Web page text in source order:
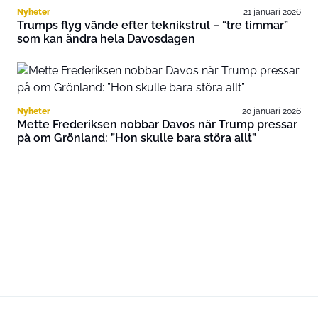
Nyheter 21 januari 2026
Trumps flyg vände efter teknikstrul – “tre timmar”
som kan ändra hela Davosdagen
Nyheter 20 januari 2026
Mette Frederiksen nobbar Davos när Trump pressar
på om Grönland: ”Hon skulle bara störa allt”